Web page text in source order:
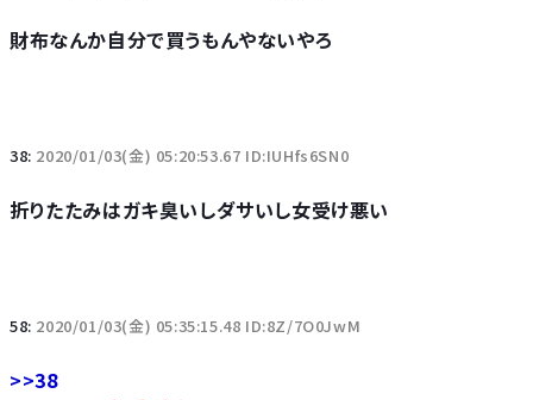
財布なんか自分で買うもんやないやろ
38: 2020/01/03(金) 05:20:53.67 ID:IUHfs6SN0
折りたたみはガキ臭いしダサいし女受け悪い
58: 2020/01/03(金) 05:35:15.48 ID:8Z/7O0JwM
>>38